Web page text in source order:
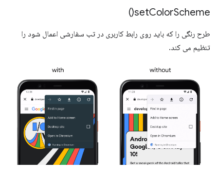
setColorScheme(
)
طرح رنگی را که باید روی رابط کاربری در تب سفارشی اعمال شود را
تنظیم می کند.